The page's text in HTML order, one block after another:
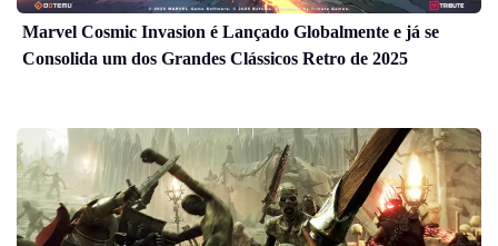
Marvel Cosmic Invasion é Lançado Globalmente e já se
Consolida um dos Grandes Clássicos Retro de 2025